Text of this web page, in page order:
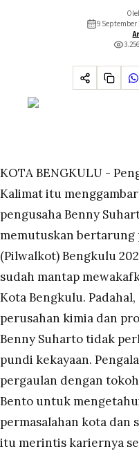
9 September
3.256
KOTA BENGKULU -
Kalimat itu
pengusaha Benny
memutuskan bertarung
(Pilwalkot) Bengkulu
sudah mantap
Kota Bengkulu.
perusahan kimia dan
Benny Suharto tidak
pundi kekayaan.
pergaulan dengan
Bento untuk
permasalahan kota dan
itu merintis kariernya